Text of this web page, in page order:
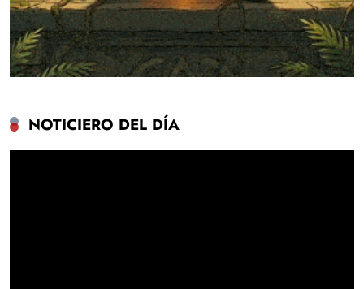
NOTICIERO DEL DÍA